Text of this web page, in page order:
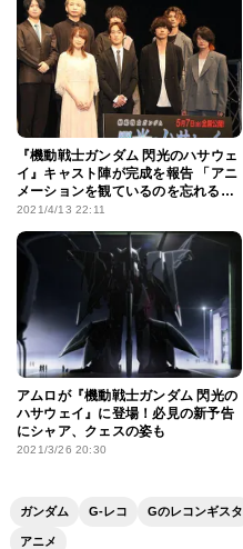
『機動戦士ガンダム 閃光のハサウェ
イ』キャスト陣が完成を報告 「アニ
メーションを観ているのを忘れるく
らいの絵力」
2021/4/13 22:11
アムロが『機動戦士ガンダム 閃光の
ハサウェイ』に登場！必見の新予告
にシャア、クェスの姿も
2021/3/26 20:30
ガンダム G-レコ Gのレコンギスタ
アニメ